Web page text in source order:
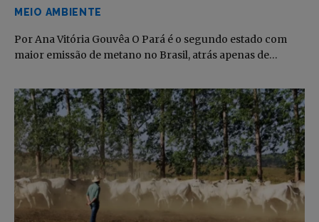
MEIO AMBIENTE
Por Ana Vitória Gouvêa O Pará é o segundo estado com
maior emissão de metano no Brasil, atrás apenas de…